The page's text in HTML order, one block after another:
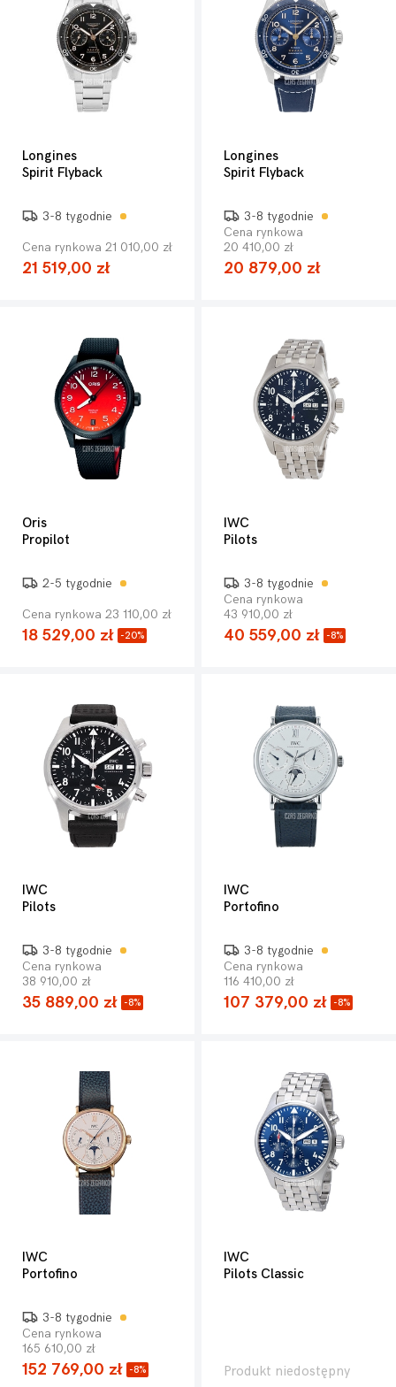
Longines
Spirit Flyback
3-8 tygodnie
Cena rynkowa 21 010,00 zł
21 519,00 zł
Longines
Spirit Flyback
3-8 tygodnie
Cena rynkowa
20 410,00 zł
20 879,00 zł
Oris
Propilot
2-5 tygodnie
Cena rynkowa 23 110,00 zł
18 529,00 zł -20%
IWC
Pilots
3-8 tygodnie
Cena rynkowa
43 910,00 zł
40 559,00 zł -8%
IWC
Pilots
3-8 tygodnie
Cena rynkowa
38 910,00 zł
35 889,00 zł -8%
IWC
Portofino
3-8 tygodnie
Cena rynkowa
116 410,00 zł
107 379,00 zł -8%
IWC
Portofino
3-8 tygodnie
Cena rynkowa
165 610,00 zł
152 769,00 zł -8%
IWC
Pilots Classic
Produkt niedostępny